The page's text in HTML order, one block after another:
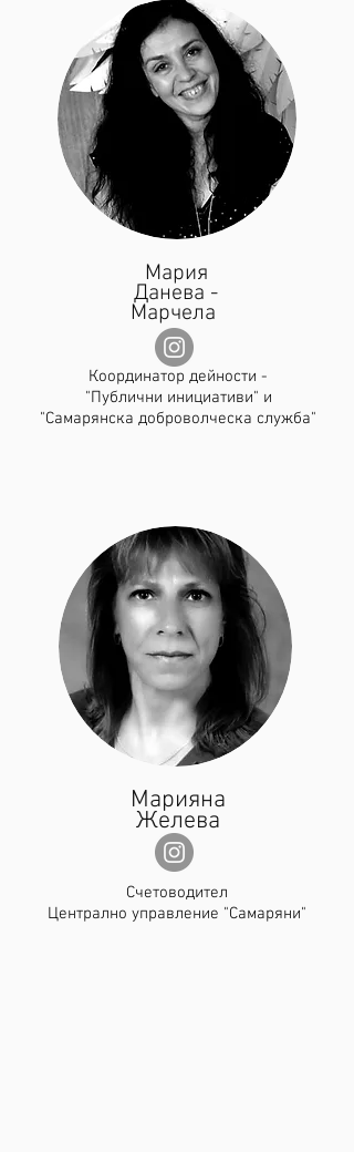
Мария
Данева -
Марчела
Координатор дейности -
"Публични инициативи" и
"Самарянска доброволческа служба"
Марияна
Желева
Счетоводител
Централно управление "Самаряни"